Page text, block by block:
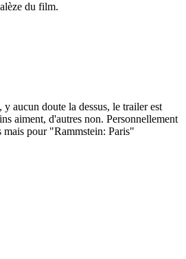
du film.
aucun doute la dessus, le trailer est
aiment, d'autres non. Personnellement
mais pour "Rammstein: Paris"